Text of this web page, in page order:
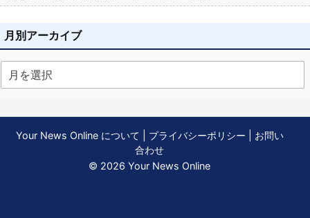
月別アーカイブ
Your News Online について プライバシーポリシー
お問い
合わせ
© 2026 Your News Online